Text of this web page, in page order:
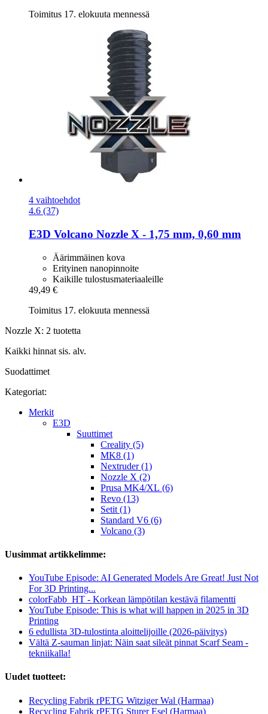
Toimitus 17. elokuuta mennessä
4 vaihtoehdot
4.6 (37)
E3D Volcano Nozzle X -​ 1,75 mm, 0,60 mm
Äärimmäinen kova
Erityinen nanopinnoite
Kaikille tulostusmateriaaleille
49,49 €
Toimitus 17. elokuuta mennessä
Nozzle X: 2 tuotetta
Kaikki hinnat sis. alv.
Suodattimet
Kategoriat:
Merkit
E3D
Suuttimet
Creality (5)
MK8 (1)
Nextruder (1)
Nozzle X (2)
Prusa MK4/XL (6)
Revo (13)
Setit (1)
Standard V6 (6)
Volcano (3)
Uusimmat artikkelimme:
YouTube Episode: AI Generated Models Are Great! Just Not
For 3D Printing...
colorFabb_HT - Korkean lämpötilan kestävä filamentti
YouTube Episode: This is what will happen in 2025 in 3D
Printing
6 edullista 3D-tulostinta aloittelijoille (2026-päivitys)
Vältä Z-sauman linjat: Näin saat sileät pinnat Scarf Seam -
tekniikalla!
Uudet tuotteet:
Recycling Fabrik rPETG Witziger Wal (Harmaa)
Recycling Fabrik rPETG Sturer Esel (Harmaa)